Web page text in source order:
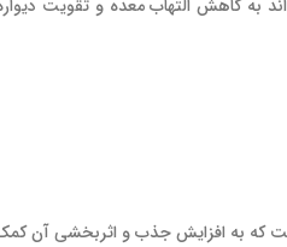
به کاهش التهاب معده و تقویت
که به افزایش جذب و اثربخشی آن